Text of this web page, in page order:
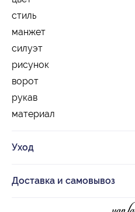
стиль
манжет
силуэт
рисунок
ворот
рукав
материал
Уход
Доставка и самовывоз